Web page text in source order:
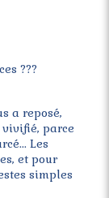
???
a reposé,
parce
Les
et pour
simples